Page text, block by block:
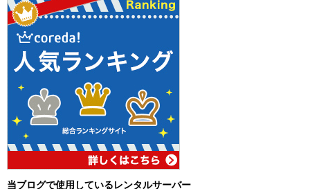
当ブログで使用しているレンタルサーバー